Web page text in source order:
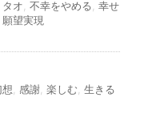
タオ 不幸をやめる 幸せ
願望実現
感謝 楽しむ 生きる